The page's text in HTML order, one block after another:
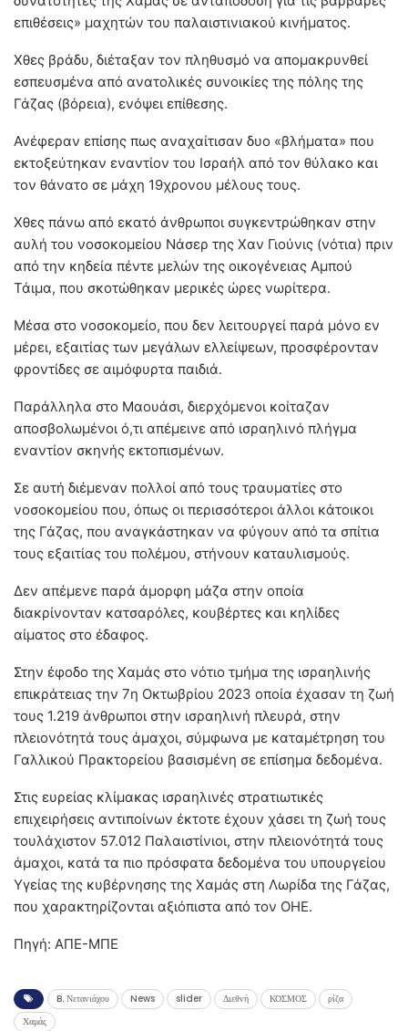
επιθέσεις» μαχητών του παλαιστινιακού κινήματος.
Χθες βράδυ, διέταξαν τον πληθυσμό να απομακρυνθεί
εσπευσμένα από ανατολικές συνοικίες της πόλης της
Γάζας (βόρεια), ενόψει επίθεσης.
Ανέφεραν επίσης πως αναχαίτισαν δυο «βλήματα» που
εκτοξεύτηκαν εναντίον του Ισραήλ από τον θύλακο και
τον θάνατο σε μάχη 19χρονου μέλους τους.
Χθες πάνω από εκατό άνθρωποι συγκεντρώθηκαν στην
αυλή του νοσοκομείου Νάσερ της Χαν Γιούνις (νότια) πριν
από την κηδεία πέντε μελών της οικογένειας Αμπού
Τάιμα, που σκοτώθηκαν μερικές ώρες νωρίτερα.
Μέσα στο νοσοκομείο, που δεν λειτουργεί παρά μόνο εν
μέρει, εξαιτίας των μεγάλων ελλείψεων, προσφέρονταν
φροντίδες σε αιμόφυρτα παιδιά.
Παράλληλα στο Μαουάσι, διερχόμενοι κοίταζαν
αποσβολωμένοι ό,τι απέμεινε από ισραηλινό πλήγμα
εναντίον σκηνής εκτοπισμένων.
Σε αυτή διέμεναν πολλοί από τους τραυματίες στο
νοσοκομείου που, όπως οι περισσότεροι άλλοι κάτοικοι
της Γάζας, που αναγκάστηκαν να φύγουν από τα σπίτια
τους εξαιτίας του πολέμου, στήνουν καταυλισμούς.
Δεν απέμενε παρά άμορφη μάζα στην οποία
διακρίνονταν κατσαρόλες, κουβέρτες και κηλίδες
αίματος στο έδαφος.
Στην έφοδο της Χαμάς στο νότιο τμήμα της ισραηλινής
επικράτειας την 7η Οκτωβρίου 2023 οποία έχασαν τη ζωή
τους 1.219 άνθρωποι στην ισραηλινή πλευρά, στην
πλειονότητά τους άμαχοι, σύμφωνα με καταμέτρηση του
Γαλλικού Πρακτορείου βασισμένη σε επίσημα δεδομένα.
Στις ευρείας κλίμακας ισραηλινές στρατιωτικές
επιχειρήσεις αντιποίνων έκτοτε έχουν χάσει τη ζωή τους
τουλάχιστον 57.012 Παλαιστίνιοι, στην πλειονότητά τους
άμαχοι, κατά τα πιο πρόσφατα δεδομένα του υπουργείου
Υγείας της κυβέρνησης της Χαμάς στη Λωρίδα της Γάζας,
που χαρακτηρίζονται αξιόπιστα από τον ΟΗΕ.
Πηγή: ΑΠΕ-ΜΠΕ
B. Νετανιάχου News slider Διεθνή ΚΟΣΜΟΣ
ρίζα
Χαμάς